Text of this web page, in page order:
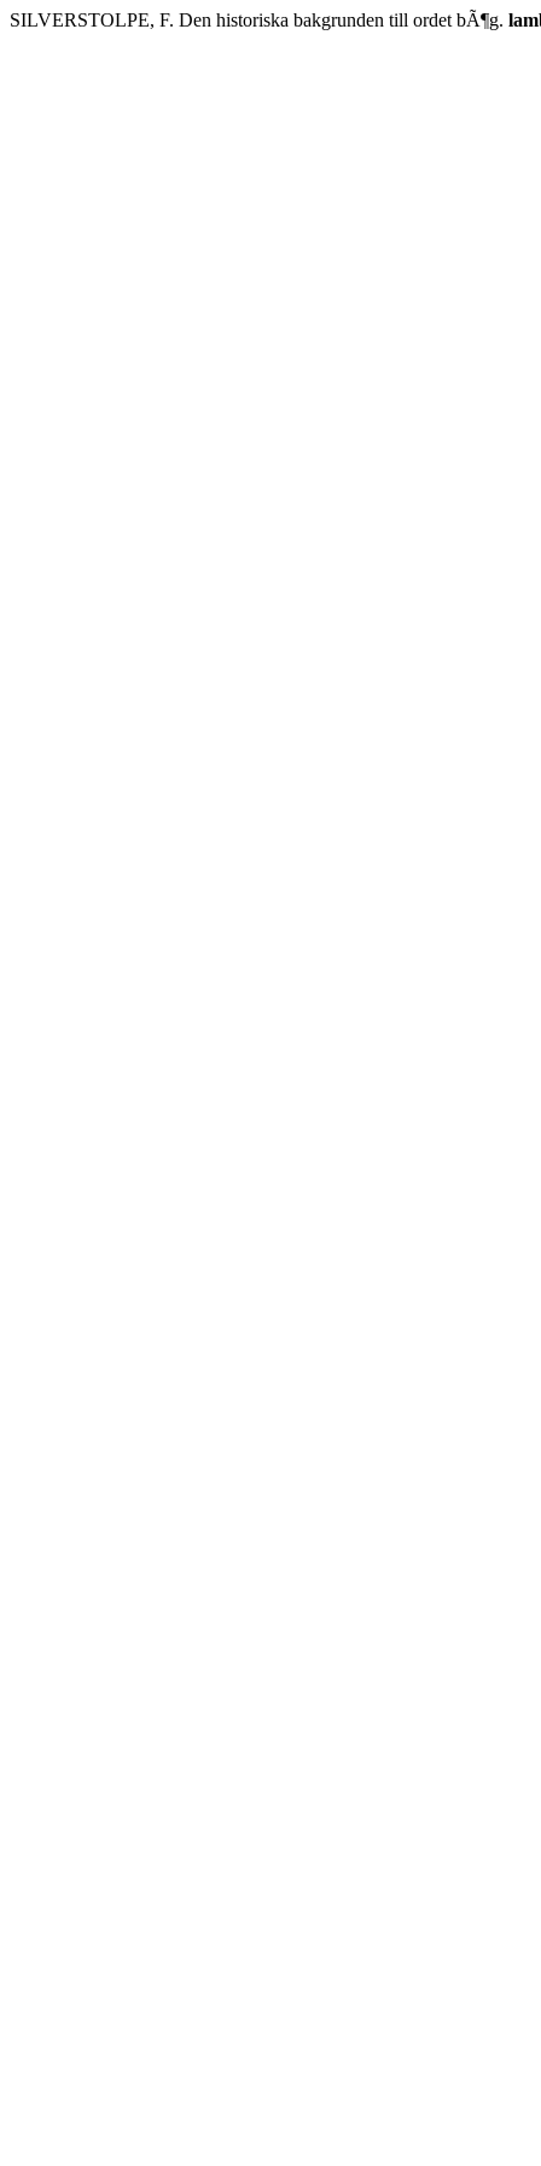
SILVERSTOLPE, F. Den historiska bakgrunden till ordet bÃ¶g.